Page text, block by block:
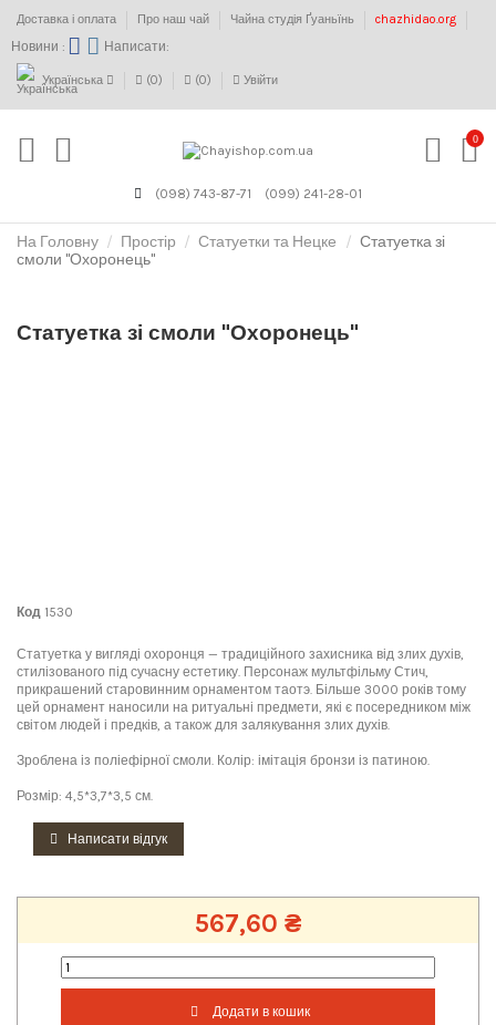
Доставка і оплата Про наш чай Чайна студія Ґуаньїнь chazhidao.org
Новини : Написати:
Українська (0) (0) Увійти
0
(098) 743-87-71 (099) 241-28-01
На Головну Простір Статуетки та Нецке
Статуетка зі
смоли "Охоронець"
Статуетка зі смоли "Охоронець"
Код 1530
Статуетка у вигляді охоронця — традиційного захисника від злих духів,
стилізованого під сучасну естетику. Персонаж мультфільму Стич,
прикрашений старовинним орнаментом таотэ. Більше 3000 років тому
цей орнамент наносили на ритуальні предмети, які є посередником між
світом людей і предків, а також для залякування злих духів.
Зроблена із поліефірної смоли. Колір: імітація бронзи із патиною.
Розмір: 4,5*3,7*3,5 см.
Написати відгук
567,60 ₴
Додати в кошик